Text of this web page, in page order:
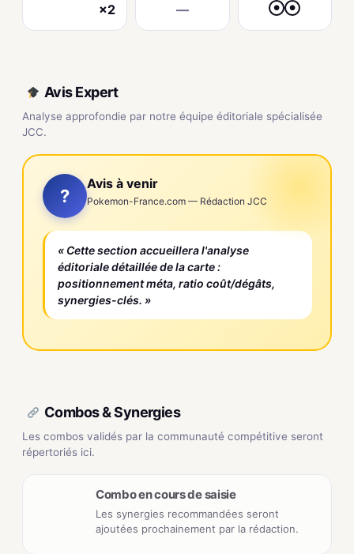
×2 — ● ●
Avis Expert
Analyse approfondie par notre équipe éditoriale spécialisée
JCC.
?
Avis à venir
Pokemon-France.com — Rédaction JCC
« Cette section accueillera l'analyse
éditoriale détaillée de la carte :
positionnement méta, ratio coût/dégâts,
synergies-clés. »
Combos & Synergies
Les combos validés par la communauté compétitive seront
répertoriés ici.
Combo en cours de saisie
Les synergies recommandées seront
ajoutées prochainement par la rédaction.